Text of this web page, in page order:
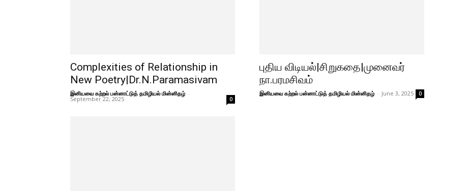
Complexities of Relationship in
New Poetry|Dr.N.Paramasivam
இனியவை கற்றல் பன்னாட்டுத் தமிழியல் மின்னிதழ் -
September 22, 2025 0
புதிய விடியல்|சிறுகதை|முனைவர்
நா.பரமசிவம்
இனியவை கற்றல் பன்னாட்டுத் தமிழியல் மின்னிதழ் - June 3, 2025 0